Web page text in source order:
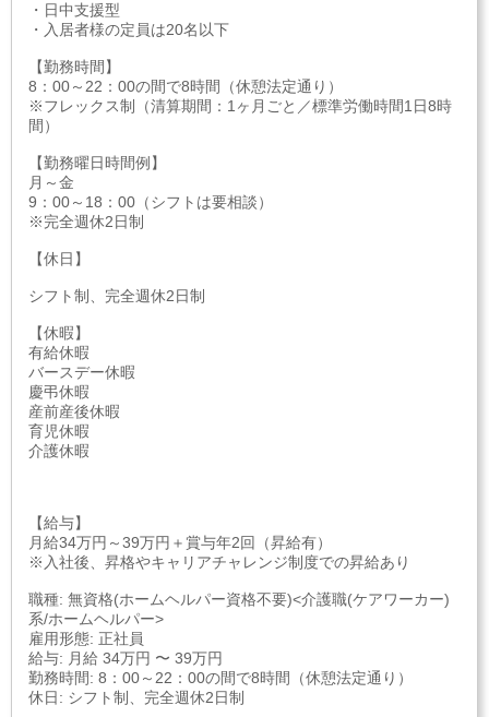
・日中支援型
・入居者様の定員は20名以下
【勤務時間】
8：00～22：00の間で8時間（休憩法定通り）
※フレックス制（清算期間：1ヶ月ごと／標準労働時間1日8時
間）
【勤務曜日時間例】
月～金
9：00～18：00（シフトは要相談）
※完全週休2日制
【休日】
シフト制、完全週休2日制
【休暇】
有給休暇
バースデー休暇
慶弔休暇
産前産後休暇
育児休暇
介護休暇
【給与】
月給34万円～39万円＋賞与年2回（昇給有）
※入社後、昇格やキャリアチャレンジ制度での昇給あり
職種: 無資格(ホームヘルパー資格不要)<介護職(ケアワーカー)
系/ホームヘルパー>
雇用形態: 正社員
給与: 月給 34万円 〜 39万円
勤務時間: 8：00～22：00の間で8時間（休憩法定通り）
休日: シフト制、完全週休2日制